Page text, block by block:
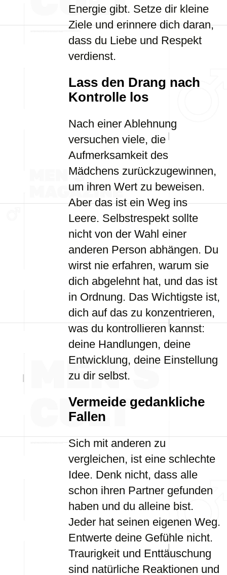
Energie gibt. Setze dir kleine
Ziele und erinnere dich daran,
dass du Liebe und Respekt
verdienst.
Lass den Drang nach
Kontrolle los
Nach einer Ablehnung
versuchen viele, die
Aufmerksamkeit des
Mädchens zurückzugewinnen,
um ihren Wert zu beweisen.
Aber das ist ein Weg ins
Leere. Selbstrespekt sollte
nicht von der Wahl einer
anderen Person abhängen. Du
wirst nie erfahren, warum sie
dich abgelehnt hat, und das ist
in Ordnung. Das Wichtigste ist,
dich auf das zu konzentrieren,
was du kontrollieren kannst:
deine Handlungen, deine
Entwicklung, deine Einstellung
zu dir selbst.
Vermeide gedankliche
Fallen
Sich mit anderen zu
vergleichen, ist eine schlechte
Idee. Denk nicht, dass alle
schon ihren Partner gefunden
haben und du alleine bist.
Jeder hat seinen eigenen Weg.
Entwerte deine Gefühle nicht.
Traurigkeit und Enttäuschung
sind natürliche Reaktionen und